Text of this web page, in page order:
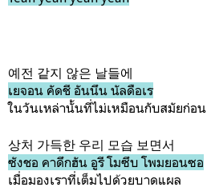
예전 같지 않은 날들에
เยจอน คัดชี อันนึน นัลดือเร
ในวันเหล่านั้นที่ไม่เหมือนกับสมัยก่อน
상처 가득한 우리 모습 보면서
ซังชอ คาดึกฮัน อูรี โมซึบ โพมยอนซอ
เมื่อมองเราที่เต็มไปด้วยบาดแผล